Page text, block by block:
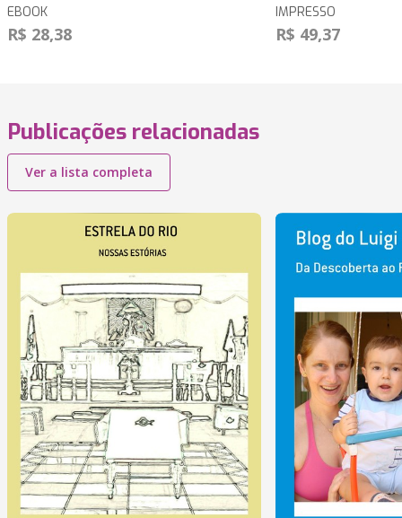
EBOOK
R$ 28,38
IMPRESSO
R$ 49,37
Publicações relacionadas
Ver a lista completa